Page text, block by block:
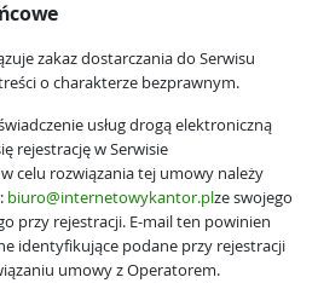
zakaz dostarczania do Serwisu
o charakterze bezprawnym.
usług drogą elektroniczną
rejestrację w Serwisie
celu rozwiązania tej umowy należy
biuro@internetowykantor.plze swojego
przy rejestracji. E-mail ten powinien
identyfikujące podane przy rejestracji
umowy z Operatorem.